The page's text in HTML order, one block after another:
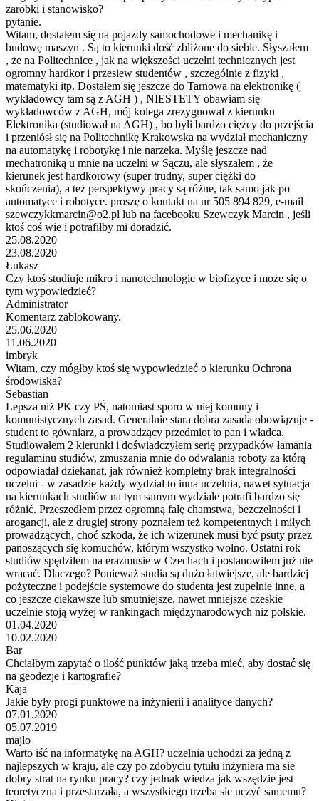
zarobki i stanowisko?
pytanie.
Witam, dostałem się na pojazdy samochodowe i mechanikę i
budowę maszyn . Są to kierunki dość zbliżone do siebie. Słyszałem
, że na Politechnice , jak na większości uczelni technicznych jest
ogromny hardkor i przesiew studentów , szczególnie z fizyki ,
matematyki itp. Dostałem się jeszcze do Tarnowa na elektronikę (
wykładowcy tam są z AGH ) , NIESTETY obawiam się
wykładowców z AGH, mój kolega zrezygnował z kierunku
Elektronika (studiował na AGH) , bo byli bardzo ciężcy do przejścia
i przeniósł się na Politechnikę Krakowska na wydział mechaniczny
na automatykę i robotykę i nie narzeka. Myślę jeszcze nad
mechatroniką u mnie na uczelni w Sączu, ale słyszałem , że
kierunek jest hardkorowy (super trudny, super ciężki do
skończenia), a też perspektywy pracy są różne, tak samo jak po
automatyce i robotyce. proszę o kontakt na nr 505 894 829, e-mail
szewczykkmarcin@o2.pl lub na facebooku Szewczyk Marcin , jeśli
ktoś coś wie i potrafiłby mi doradzić.
25.08.2020
23.08.2020
Łukasz
Czy ktoś studiuje mikro i nanotechnologie w biofizyce i może się o
tym wypowiedzieć?
Administrator
Komentarz zablokowany.
25.06.2020
11.06.2020
imbryk
Witam, czy mógłby ktoś się wypowiedzieć o kierunku Ochrona
środowiska?
Sebastian
Lepsza niż PK czy PŚ, natomiast sporo w niej komuny i
komunistycznych zasad. Generalnie stara dobra zasada obowiązuje -
student to gówniarz, a prowadzący przedmiot to pan i władca.
Studiowałem 2 kierunki i doświadczyłem serię przypadków łamania
regulaminu studiów, zmuszania mnie do odwalania roboty za którą
odpowiadał dziekanat, jak również kompletny brak integralności
uczelni - w zasadzie każdy wydział to inna uczelnia, nawet sytuacja
na kierunkach studiów na tym samym wydziale potrafi bardzo się
różnić. Przeszedłem przez ogromną falę chamstwa, bezczelności i
arogancji, ale z drugiej strony poznałem też kompetentnych i miłych
prowadzących, choć szkoda, że ich wizerunek musi być psuty przez
panoszących się komuchów, którym wszystko wolno. Ostatni rok
studiów spędziłem na erazmusie w Czechach i postanowiłem już nie
wracać. Dlaczego? Ponieważ studia są dużo łatwiejsze, ale bardziej
pożyteczne i podejście systemowe do studenta jest zupełnie inne, a
co jeszcze ciekawsze lub smutniejsze, nawet mniejsze czeskie
uczelnie stoją wyżej w rankingach międzynarodowych niż polskie.
01.04.2020
10.02.2020
Bar
Chciałbym zapytać o ilość punktów jaką trzeba mieć, aby dostać się
na geodezje i kartografie?
Kaja
Jakie były progi punktowe na inżynierii i analityce danych?
07.01.2020
05.07.2019
majlo
Warto iść na informatykę na AGH? uczelnia uchodzi za jedną z
najlepszych w kraju, ale czy po zdobyciu tytułu inżyniera ma sie
dobry strat na rynku pracy? czy jednak wiedza jak wszędzie jest
teoretyczna i przestarzała, a wszystkiego trzeba sie uczyć samemu?